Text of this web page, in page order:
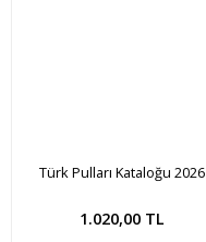
Türk Pulları Kataloğu 2026
1.020,00 TL
Sepete Ekle